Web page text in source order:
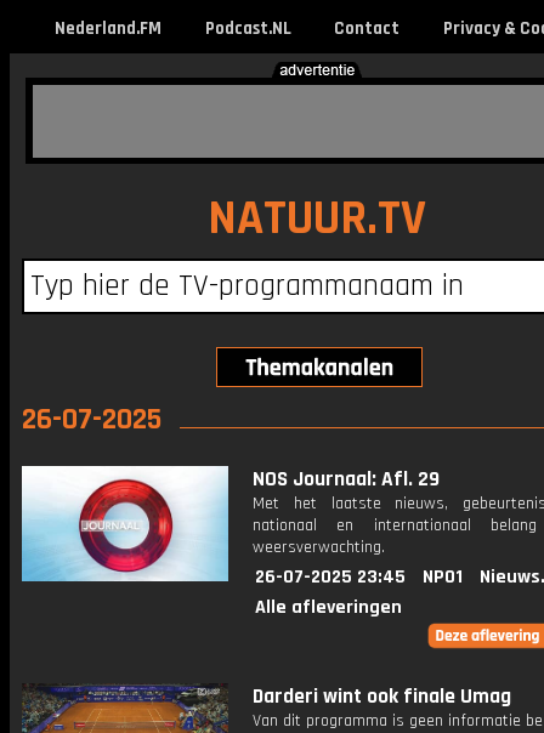
Nederland.FM Podcast.NL Contact Privacy &
NATUUR.TV
26-07-2025
NOS Journaal: Afl. 29
Met het laatste nieuws,
nationaal en internationaal
weersverwachting.
26-07-2025 23:45 NPO1
Alle afleveringen
Darderi wint ook finale Umag
Van dit programma is geen informatie